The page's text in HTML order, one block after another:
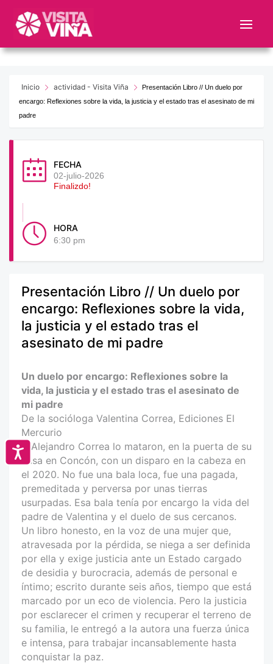
este
web
sistema
accesibilidad.
Accesibilidad
Inicio actividad - Visita Viña
Presentación Libro // Un duelo por
encargo: Reflexiones sobre la vida, la justicia y el estado tras el asesinato de mi
padre
FECHA
02-julio-2026
Finalizdo!
HORA
6:30 pm
Presentación Libro // Un duelo por
encargo: Reflexiones sobre la vida,
la justicia y el estado tras el
asesinato de mi padre
Un duelo por encargo: Reflexiones sobre la
vida, la justicia y el estado tras el asesinato de
mi padre
De la socióloga Valentina Correa, Ediciones El
Mercurio
A Alejandro Correa lo mataron, en la puerta de su
casa en Concón, con un disparo en la cabeza en
el 2020. No fue una bala loca, fue una pagada,
premeditada y perversa por unas tierras
usurpadas. Esa bala tenía por encargo la vida del
padre de Valentina y el duelo de sus cercanos.
Un libro honesto, en la voz de una mujer que,
atravesada por la pérdida, se niega a ser definida
por ella y exige justicia ante un Estado cargado
de desidia y burocracia, además de personal e
íntimo; escrito durante seis años, tiempo que está
marcado por un eco de violencia. Pero la justicia
por esclarecer el crimen y recuperar el terreno de
su familia, le entregó a la autora una fuerza única
e intensa, para trabajar incansablemente hasta
conquistar la paz.